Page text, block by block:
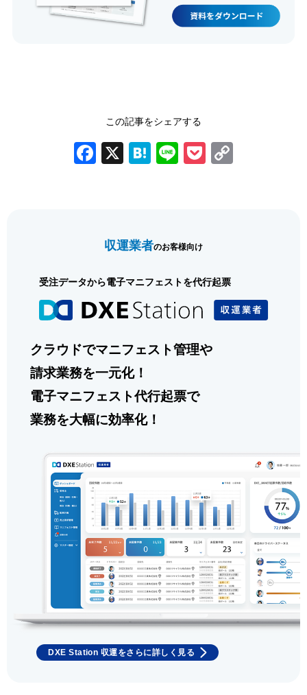
この記事をシェアする
Facebook
X Hatena
LinePocket
収運業者のお客様向け
受注データから電子マニフェストを代行起票
クラウドでマニフェスト管理や
請求業務を一元化！
電子マニフェスト代行起票で
業務を大幅に効率化！
DXE Station 収運をさらに詳しく見る